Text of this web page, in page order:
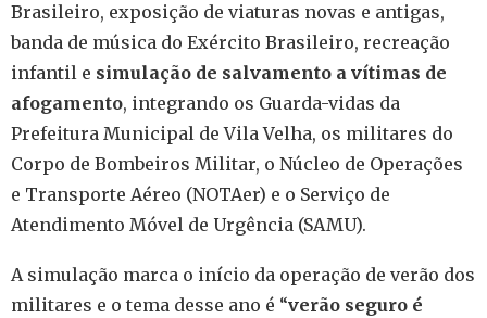
Brasileiro, exposição de viaturas novas e antigas,
banda de música do Exército Brasileiro, recreação
infantil e simulação de salvamento a vítimas de
afogamento, integrando os Guarda-vidas da
Prefeitura Municipal de Vila Velha, os militares do
Corpo de Bombeiros Militar, o Núcleo de Operações
e Transporte Aéreo (NOTAer) e o Serviço de
Atendimento Móvel de Urgência (SAMU).
A simulação marca o início da operação de verão dos
militares e o tema desse ano é “verão seguro é